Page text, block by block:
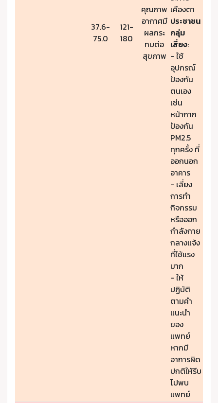
37.6-
75.0
121-
180
คุณภาพ
อากาศมี
ผลกระ
ทบต่อ
สุขภาพ
เคืองตา
ประชาชน
กลุ่ม
เสี่ยง:
- ใช้
อุปกรณ์
ป้องกัน
ตนเอง
เช่น
หน้ากาก
ป้องกัน
PM2.5
ทุกครั้ง ที่
ออกนอก
อาคาร
- เลี่ยง
การทำ
กิจกรรม
หรือออก
กำลังกาย
กลางแจ้ง
ที่ใช้แรง
มาก
- ให้
ปฏิบัติ
ตามคำ
แนะนำ
ของ
แพทย์
หากมี
อาการผิด
ปกติให้รีบ
ไปพบ
แพทย์